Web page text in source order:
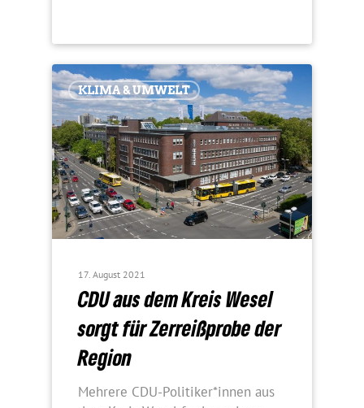
KLIMA & UMWELT
17. August 2021
CDU aus dem Kreis Wesel
sorgt für Zerreiß­probe der
Region
Mehrere CDU-Politiker*innen aus